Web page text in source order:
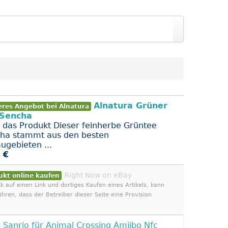
Angebot bei Alnatura
Alnatura Grüner
das Produkt Dieser feinherbe Grüntee
stammt aus den besten
...
€
online kaufen Right Now on eBay
auf einen Link und dortiges Kaufen eines Artikels, kann
dass der Betreiber dieser Seite eine Provision
Sanrio für Animal Crossing Amiibo Nfc